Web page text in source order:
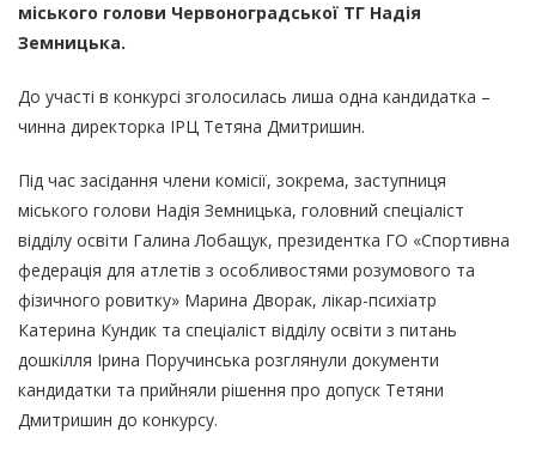
міського голови Червоноградської ТГ Надія
Земницька.
До участі в конкурсі зголосилась лиша одна кандидатка –
чинна директорка ІРЦ Тетяна Дмитришин.
Під час засідання члени комісії, зокрема, заступниця
міського голови Надія Земницька, головний спеціаліст
відділу освіти Галина Лобащук, президентка ГО «Спортивна
федерація для атлетів з особливостями розумового та
фізичного ровитку» Марина Дворак, лікар-психіатр
Катерина Кундик та спеціаліст відділу освіти з питань
дошкілля Ірина Поручинська розглянули документи
кандидатки та прийняли рішення про допуск Тетяни
Дмитришин до конкурсу.